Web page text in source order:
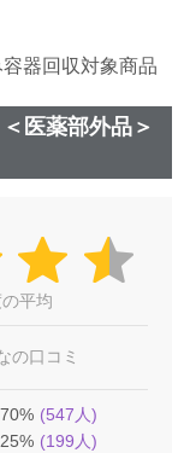
器回収対象商品
医薬部外品＞
平均
の口コミ
70% (547 人)
25% (199 人)